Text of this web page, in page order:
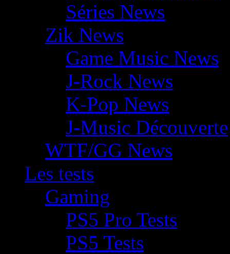
Séries News
Zik News
Game Music News
J-Rock News
K-Pop News
J-Music Découverte
WTF/GG News
Les tests
Gaming
PS5 Pro Tests
PS5 Tests